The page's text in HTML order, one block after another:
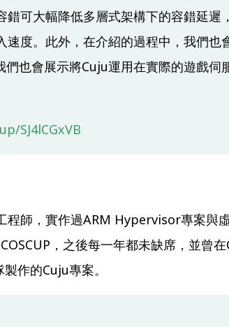
錯可大幅降低多層式架構下的容錯延遲
度。此外，在介紹的過程中，我們也
也會展示將Cuju運用在實際的遊戲伺
SJ4lCGxVB
程師，實作過ARM Hypervisor專案與
，之後每一年都未缺席，並曾在
作的Cuju專案。